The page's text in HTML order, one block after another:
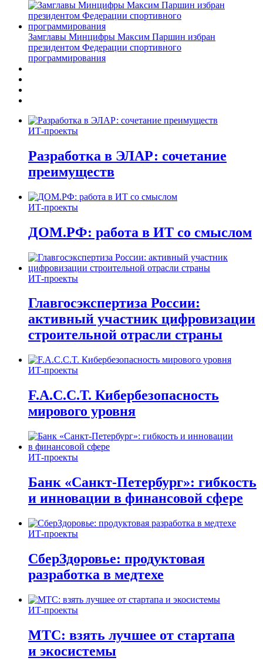
Замглавы Минцифры Максим Паршин избран
президентом Федерации спортивного
программирования
ИТ-проекты
Разработка в ЭЛАР: сочетание
преимуществ
ИТ-проекты
ДОМ.РФ: работа в ИТ со смыслом
ИТ-проекты
Главгосэкспертиза России:
активный участник цифровизации
строительной отрасли страны
ИТ-проекты
F.A.C.C.T. Кибербезопасность
мирового уровня
ИТ-проекты
Банк «Санкт-Петербург»: гибкость
и инновации в финансовой сфере
ИТ-проекты
СберЗдоровье: продуктовая
разработка в медтехе
ИТ-проекты
МТС: взять лучшее от стартапа
и экосистемы